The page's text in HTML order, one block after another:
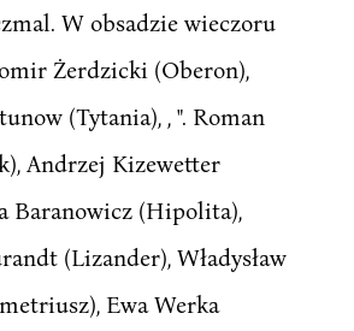
W obsadzie wieczoru
Żerdzicki (Oberon),
(Tytania), , ". Roman
Andrzej Kizewetter
Baranowicz (Hipolita),
(Lizander), Władysław
Ewa Werka